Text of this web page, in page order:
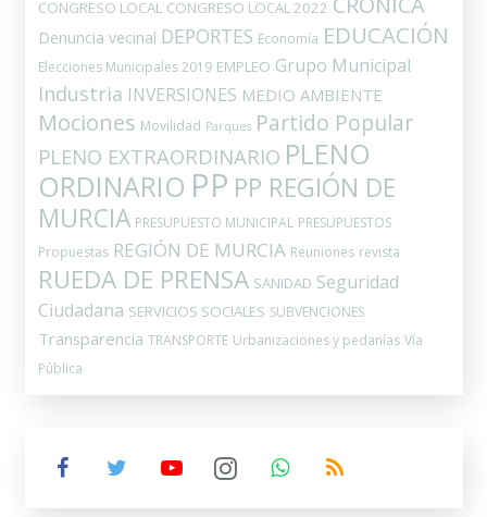
CONGRESO LOCAL CONGRESO LOCAL 2022
Denuncia vecinal DEPORTES Economía EDUCACIÓN
Elecciones Municipales 2019 EMPLEO Grupo Municipal
Industria INVERSIONES MEDIO AMBIENTE
Mociones Movilidad Parques Partido Popular
PLENO EXTRAORDINARIO PLENO
ORDINARIO PP PP REGIÓN DE
MURCIA PRESUPUESTO MUNICIPAL PRESUPUESTOS
Propuestas REGIÓN DE MURCIA Reuniones revista
RUEDA DE PRENSA SANIDAD Seguridad
Ciudadana SERVICIOS SOCIALES SUBVENCIONES
Transparencia TRANSPORTE Urbanizaciones y pedanías Vía
Pública